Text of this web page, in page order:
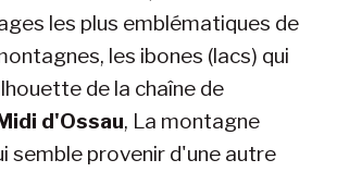
les plus emblématiques de
les ibones (lacs) qui
de la chaîne de
d'Ossau, La montagne
semble provenir d'une autre